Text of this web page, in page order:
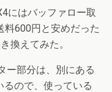
にはバッファロー取
料600円と安めだった
換えてみた。
ー部分は、別にある
るので、使っている